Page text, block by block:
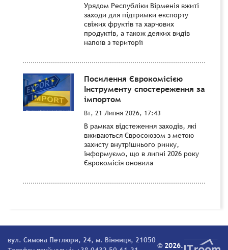
Урядом Республіки Вірменія вжиті
заходи для підтримки експорту
свіжих фруктів та харчових
продуктів, а також деяких видів
напоїв з території
Посилення Єврокомісією
Інструменту спостереження за
імпортом
Вт, 21 Липня 2026, 17:43
В рамках відстеження заходів, які
вживаються Євросоюзом з метою
захисту внутрішнього ринку,
інформуємо, що в липні 2026 року
Єврокомісія оновила
вул. Симона Петлюри, 24, м. Вінниця, 21050
© 2026.